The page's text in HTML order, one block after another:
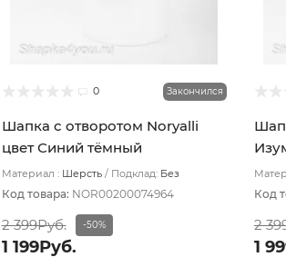
0 Закончился
Шапка с отворотом Noryalli
цвет Синий тёмный
Материал : Шерсть Подклад: Без
Код товара: NOR00200074964
2 399Руб. -50%
1 199Руб.
Код
2
1